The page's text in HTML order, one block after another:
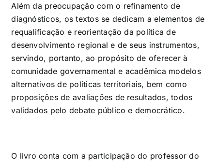
Além da preocupação com o refinamento de
diagnósticos, os textos se dedicam a elementos de
requalificação e reorientação da política de
desenvolvimento regional e de seus instrumentos,
servindo, portanto, ao propósito de oferecer à
comunidade governamental e acadêmica modelos
alternativos de políticas territoriais, bem como
proposições de avaliações de resultados, todos
validados pelo debate público e democrático.
O livro conta com a participação do professor do